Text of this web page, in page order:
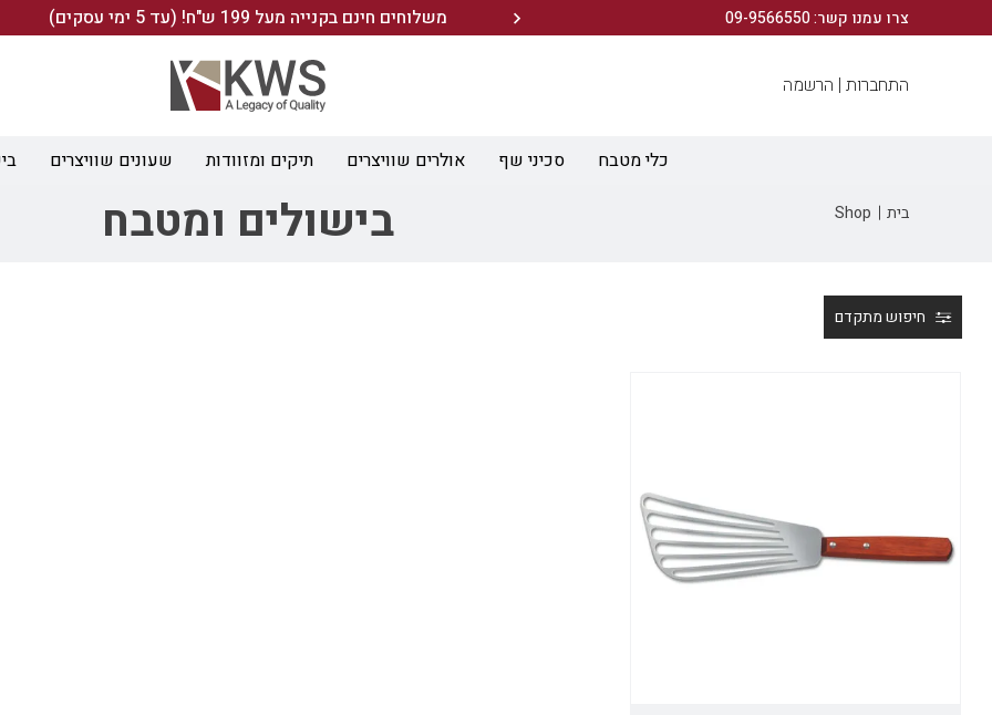
צרו עמנו קשר: 09-9566550
הירשמו לניוזלטר שלנו ותיהנו מ- 10% הנחה ברכישה הראשונה! משלוחים חינם בקנייה מעל 199 ש"ח! (עד 5 ימי עסקים)
התחברות | הרשמה
כלי מטבח סכיני שף אולרים שוויצרים תיקים ומזוודות שעונים שוויצרים
בית Shop בישולים ומטבח
חיפוש מתקדם